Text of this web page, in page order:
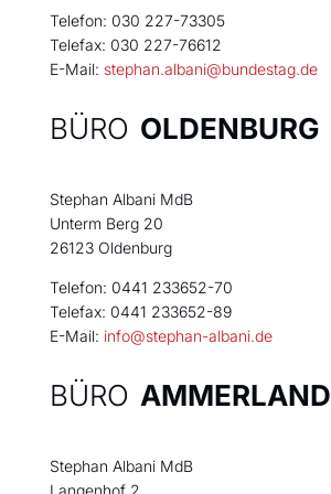
Telefon: 030 227-73305
Telefax: 030 227-76612
E-Mail: stephan.albani@bundestag.de
BÜRO OLDENBURG
Stephan Albani MdB
Unterm Berg 20
26123 Oldenburg
Telefon: 0441 233652-70
Telefax: 0441 233652-89
E-Mail: info@stephan-albani.de
BÜRO AMMERLAND
Stephan Albani MdB
Langenhof 2